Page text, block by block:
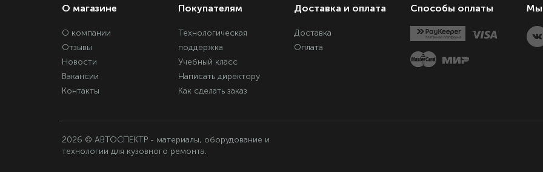
О магазине
О компании
Отзывы
Новости
Вакансии
Контакты
Покупателям
Технологическая
поддержка
Учебный класс
Написать директору
Как сделать заказ
Доставка и оплата
Доставка
Оплата
Способы оплаты Мы
2026 © АВТОСПЕКТР - материалы, оборудование и
технологии для кузовного ремонта.